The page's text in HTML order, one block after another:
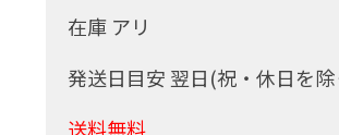
在庫 アリ
発送日目安 翌日(祝・休日を除
送料無料